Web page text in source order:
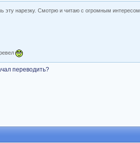
эту нарезку. Смотрю и читаю с огромным интересом.
переводить?